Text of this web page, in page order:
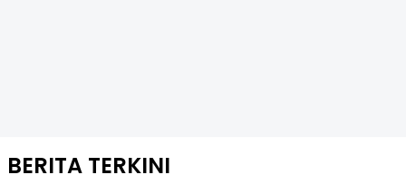
BERITA TERKINI